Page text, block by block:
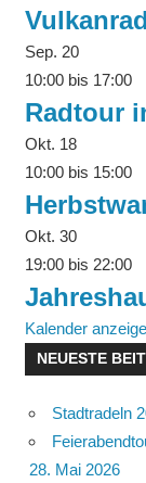
Sep. 20
10:00bis 17:00
Radtour
Okt. 18
10:00bis 15:00
Okt. 30
19:00bis 22:00
Kalender
NEUESTE
Stadtradeln
28. Mai 2026